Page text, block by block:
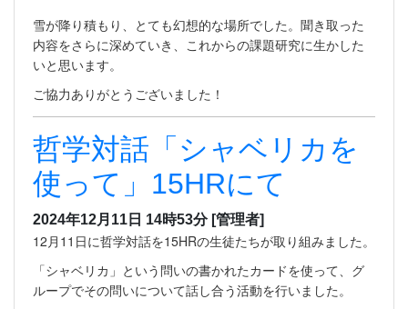
雪が降り積もり、とても幻想的な場所でした。聞き取った
内容をさらに深めていき、これからの課題研究に生かした
いと思います。
ご協力ありがとうございました！
哲学対話「シャベリカを
使って」15HRにて
2024年12月11日 14時53分 [管理者]
12月11日に哲学対話を15HRの生徒たちが取り組みました。
「シャベリカ」という問いの書かれたカードを使って、グ
ループでその問いについて話し合う活動を行いました。